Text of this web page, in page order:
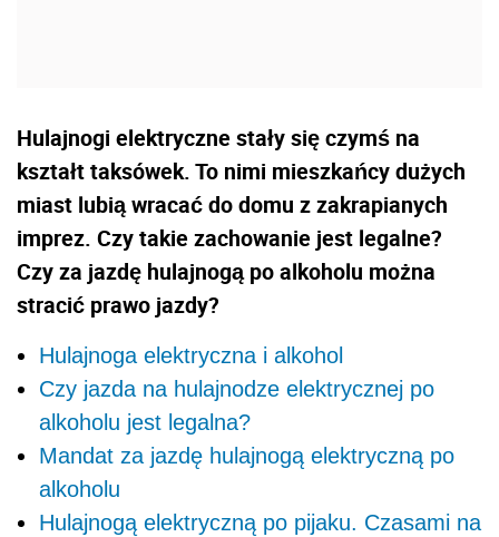
Hulajnogi elektryczne stały się czymś na
kształt taksówek. To nimi mieszkańcy dużych
miast lubią wracać do domu z zakrapianych
imprez. Czy takie zachowanie jest legalne?
Czy za jazdę hulajnogą po alkoholu można
stracić prawo jazdy?
Hulajnoga elektryczna i alkohol
Czy jazda na hulajnodze elektrycznej po
alkoholu jest legalna?
Mandat za jazdę hulajnogą elektryczną po
alkoholu
Hulajnogą elektryczną po pijaku. Czasami na